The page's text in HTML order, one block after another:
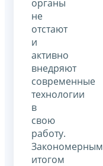
органы
не
отстают
и
активно
внедряют
современные
технологии
в
свою
работу.
Закономерным
итогом